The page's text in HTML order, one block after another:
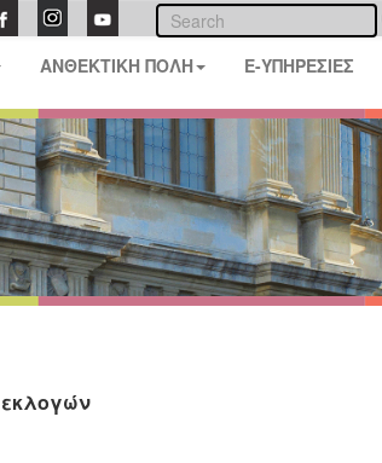
ΑΝΘΕΚΤΙΚΗ ΠΟΛΗ E-ΥΠΗΡΕΣΙΕΣ
εκλογών